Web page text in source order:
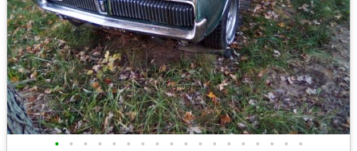
• • • • • • • • • • • • • • • • • •